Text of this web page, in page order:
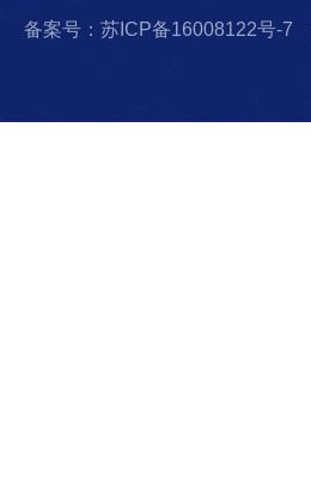
备案号：苏ICP备16008122号-7